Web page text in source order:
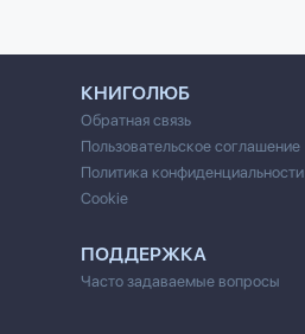
КНИГОЛЮБ
Обратная связь
Пользовательское соглашение
Политика конфиденциальности
Cookie
ПОДДЕРЖКА
Часто задаваемые вопросы